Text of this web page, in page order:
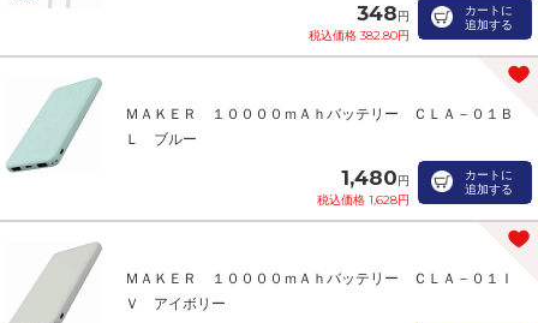
348円
税込価格 382.80円
カートに
追加する
ＭＡＫＥＲ １００００ｍＡｈバッテリー ＣＬＡ－０１Ｂ
Ｌ ブルー
1,480円
税込価格 1,628円
カートに
追加する
ＭＡＫＥＲ １００００ｍＡｈバッテリー ＣＬＡ－０１Ｉ
Ｖ アイボリー